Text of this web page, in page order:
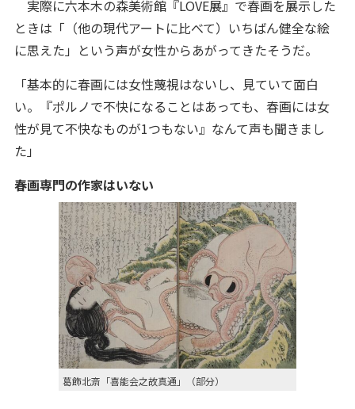
実際に六本木の森美術館『LOVE展』で春画を展示した
ときは「（他の現代アートに比べて）いちばん健全な絵
に思えた」という声が女性からあがってきたそうだ。
「基本的に春画には女性蔑視はないし、見ていて面白
い。『ポルノで不快になることはあっても、春画には女
性が見て不快なものが1つもない』なんて声も聞きまし
た」
春画専門の作家はいない
葛飾北斎「喜能会之故真通」（部分）